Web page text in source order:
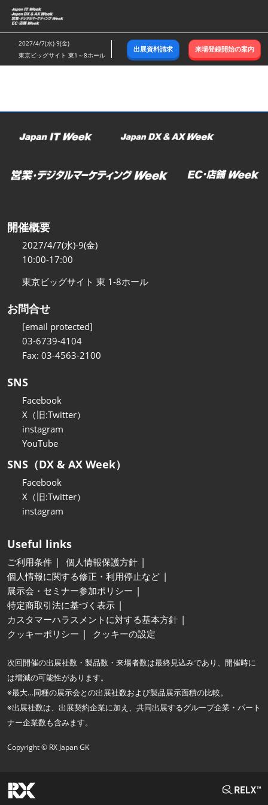
ス
キ
ッ
し
む
2027/4/7(水)-9(金)
東京ビッグサイト 東1～8ホール
出展資料請求 来場登録開始の案内
開催概要
2027/4/7(水)-9(金)
10:00-17:00
東京ビッグサイト 東 1-8ホール
お問合せ
[email protected]
03-6739-4104
Fax: 03-4563-2100
SNS
Facebook
X（旧:Twitter）
instagram
YouTube
SNS（DX & AX Week）
Facebook
X（旧:Twitter）
instagram
Useful links
ご利用条件
個人情報保護方針
個人情報に関する修正・利用停止など
展示会・セミナー参加ポリシー
特定商取引法に基づく表示
カスタマーハラスメントに対する基本方針
クッキーポリシー
クッキーの設定
次回開催の出展社数・製品数・来場者数は最終見込みであり、開催時に
は増減の可能性があります。
※最大…同種の展示会との出展社数および製品展示面積の比較。
※出展社数は、出展契約企業に加え、共同出展するグループ企業・パート
ナー企業数も含みます。
Copyright © RX Japan GK